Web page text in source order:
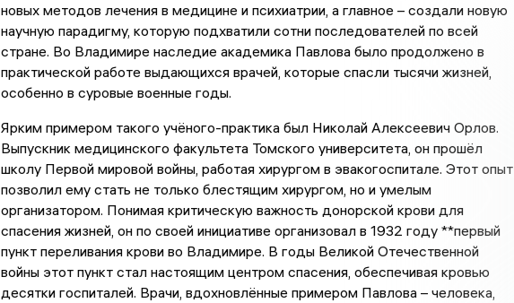
новых методов лечения в медицине и психиатрии, а главное – создали новую
научную парадигму, которую подхватили сотни последователей по всей
стране. Во Владимире наследие академика Павлова было продолжено в
практической работе выдающихся врачей, которые спасли тысячи жизней,
особенно в суровые военные годы.
Ярким примером такого учёного-практика был Николай Алексеевич Орлов.
Выпускник медицинского факультета Томского университета, он прошёл
школу Первой мировой войны, работая хирургом в эвакогоспитале. Этот опыт
позволил ему стать не только блестящим хирургом, но и умелым
организатором. Понимая критическую важность донорской крови для
спасения жизней, он по своей инициативе организовал в 1932 году **первый
пункт переливания крови во Владимире. В годы Великой Отечественной
войны этот пункт стал настоящим центром спасения, обеспечивая кровью
десятки госпиталей. Врачи, вдохновлённые примером Павлова – человека,